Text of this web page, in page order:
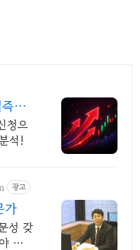
시
청으
석!
광고
가
성 갖
합